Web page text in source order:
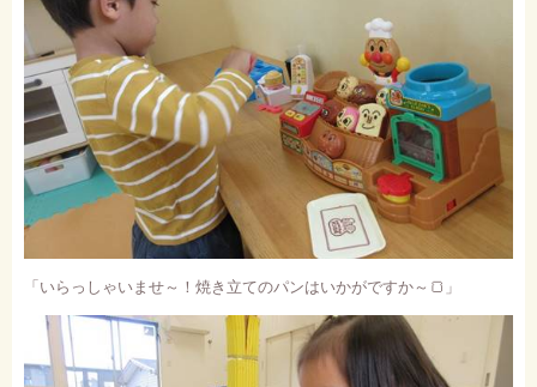
「いらっしゃいませ～！焼き立てのパンはいかがですか～ 🍞 」